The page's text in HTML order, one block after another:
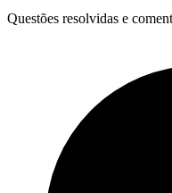
Questões resolvidas e